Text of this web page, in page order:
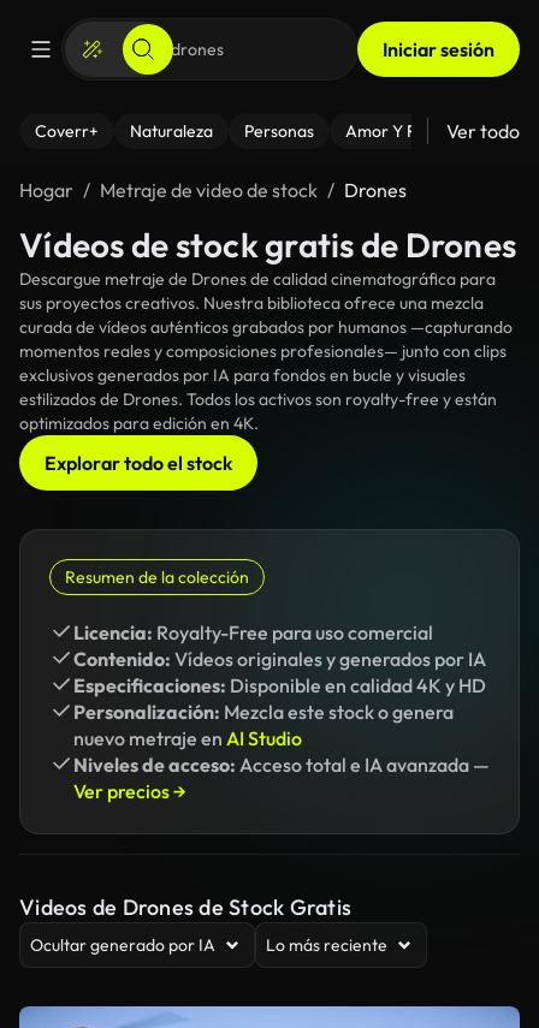
Iniciar sesión
Coverr+ Naturaleza Personas Amor Y Relaciones
Ver todo
Hogar Metraje de video de stock Drones
Vídeos de stock gratis de Drones
Descargue metraje de Drones de calidad cinematográfica para
sus proyectos creativos. Nuestra biblioteca ofrece una mezcla
curada de vídeos auténticos grabados por humanos —capturando
momentos reales y composiciones profesionales— junto con clips
exclusivos generados por IA para fondos en bucle y visuales
estilizados de Drones. Todos los activos son royalty-free y están
optimizados para edición en 4K.
Explorar todo el stock
Resumen de la colección
Licencia: Royalty-Free para uso comercial
Contenido: Vídeos originales y generados por IA
Especificaciones: Disponible en calidad 4K y HD
Personalización: Mezcla este stock o genera
nuevo metraje en AI Studio
Niveles de acceso: Acceso total e IA avanzada —
Ver precios →
Videos de Drones de Stock Gratis
Ocultar generado por IA Lo más reciente